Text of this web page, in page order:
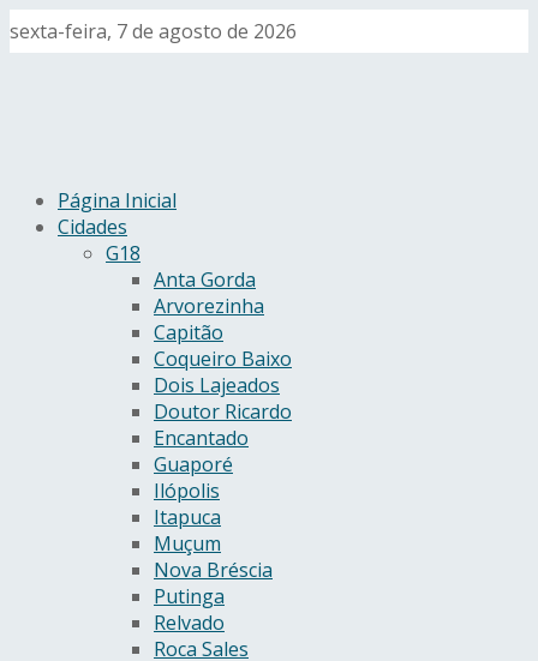
sexta-feira, 7 de agosto de 2026
Página Inicial
Cidades
G18
Anta Gorda
Arvorezinha
Capitão
Coqueiro Baixo
Dois Lajeados
Doutor Ricardo
Encantado
Guaporé
Ilópolis
Itapuca
Muçum
Nova Bréscia
Putinga
Relvado
Roca Sales